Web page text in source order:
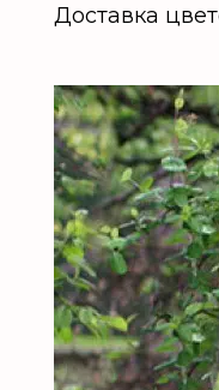
Доставка